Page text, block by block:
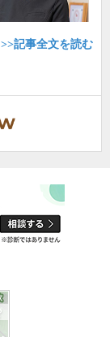
>>記事全文を読む